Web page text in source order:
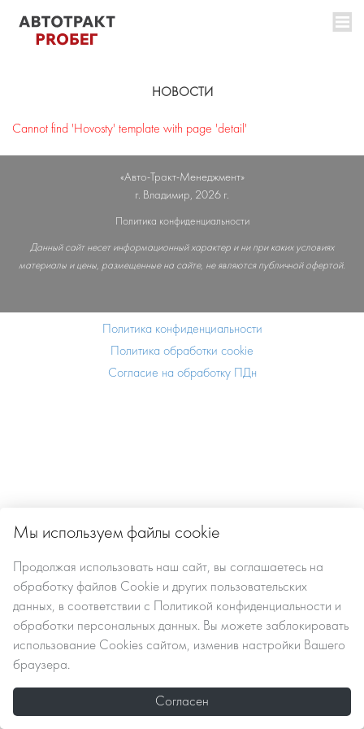
НОВОСТИ
Cannot find 'Hovosty' template with page 'detail'
«Авто-Тракт-Менеджмент»
г. Владимир, 2026 г.
Политика конфиденциальности
Данный сайт несет информационный характер и ни при каких условиях
материалы и цены, размещенные на сайте, не являются публичной офертой.
Политика конфиденциальности
Политика обработки cookie
Согласие на обработку ПДн
Мы используем файлы cookie
Продолжая использовать наш сайт, вы соглашаетесь на
обработку файлов Сookie и других пользовательских
данных, в соответствии с
Политикой конфиденциальности и
обработки персональных данных. Вы можете заблокировать
использование Cookies сайтом, изменив настройки Вашего
браузера.
Согласен